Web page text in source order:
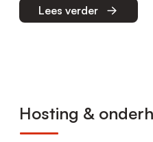
Lees verder
Hosting &